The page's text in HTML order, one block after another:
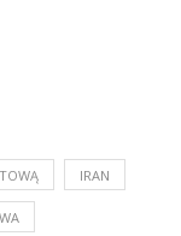
IRAN